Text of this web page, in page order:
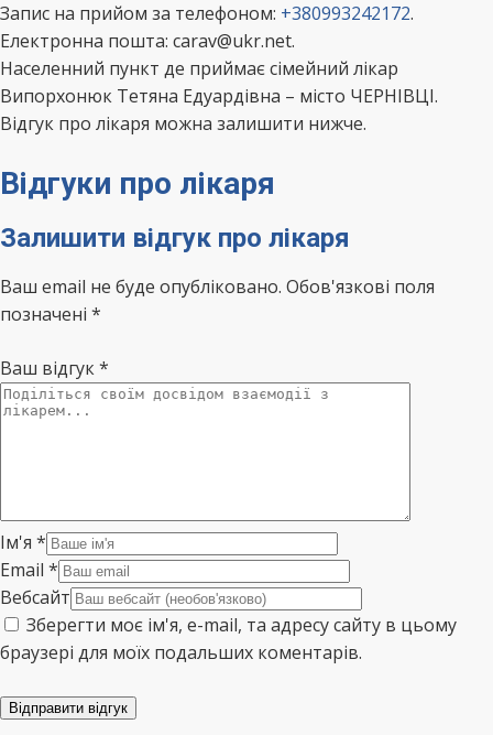
Запис на прийом за телефоном: +380993242172.
Електронна пошта: carav@ukr.net.
Населенний пункт де приймає сімейний лікар
Випорхонюк Тетяна Едуардівна – місто ЧЕРНІВЦІ.
Відгук про лікаря можна залишити нижче.
Відгуки про лікаря
Залишити відгук про лікаря
Ваш email не буде опубліковано. Обов'язкові поля
позначені *
Ваш відгук*
Ім'я *
Email *
Вебсайт
Зберегти моє ім'я, e-mail, та адресу сайту в цьому
браузері для моїх подальших коментарів.
Відправити відгук